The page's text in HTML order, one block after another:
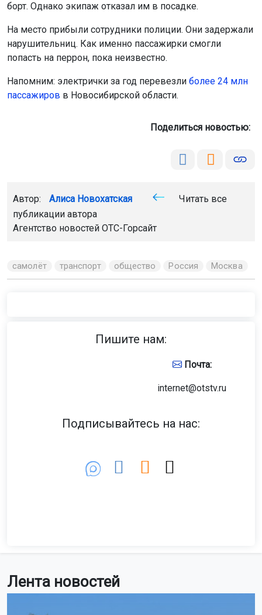
Лента новостей
борт. Однако экипаж отказал им в посадке.
На место прибыли сотрудники полиции. Они задержали
нарушительниц. Как именно пассажирки смогли
попасть на перрон, пока неизвестно.
Напомним: электрички за год перевезли более 24 млн
пассажиров в Новосибирской области.
Поделиться новостью:
Автор: Алиса Новохатская
Читать все
публикации автора
Агентство новостей ОТС-Горсайт
самолёт транспорт общество Россия Москва
Пишите нам:
Почта:
internet@otstv.ru
Подписывайтесь на нас: